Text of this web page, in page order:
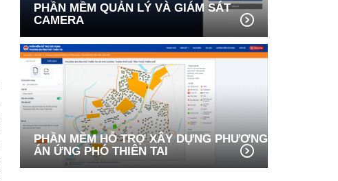
PHẦN MỀM QUẢN LÝ VÀ GIÁM SÁT
CAMERA
PHẦN MỀM HỖ TRỢ XÂY DỰNG PHƯƠNG
ÁN ỨNG PHÓ THIÊN TAI